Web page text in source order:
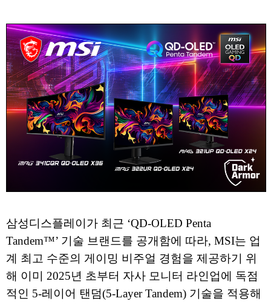
삼성디스플레이가 최근 ‘QD-OLED Penta
Tandem™’ 기술 브랜드를 공개함에 따라, MSI는 업
계 최고 수준의 게이밍 비주얼 경험을 제공하기 위
해 이미 2025년 초부터 자사 모니터 라인업에 독점
적인 5-레이어 탠덤(5-Layer Tandem) 기술을 적용해